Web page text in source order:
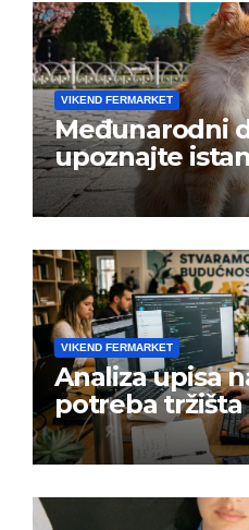
VIKEND FERMARKET
Međunarodni
upoznajte
VIKEND FERMARKET
Analiza upisa
potreba tržišta